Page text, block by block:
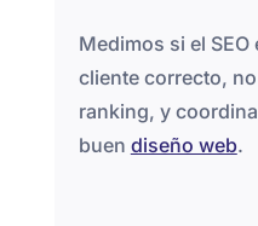
Medimos si el
cliente correcto,
ranking, y
buen diseño web.